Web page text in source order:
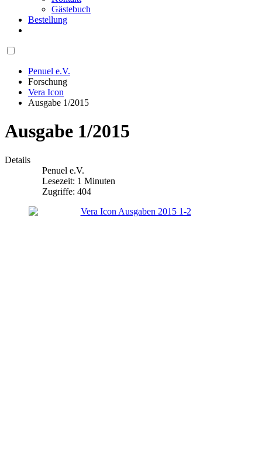
Gästebuch
Bestellung
Penuel e.V.
Forschung
Vera Icon
Ausgabe 1/2015
Ausgabe 1/2015
Details
Penuel e.V.
Lesezeit: 1 Minuten
Zugriffe: 404